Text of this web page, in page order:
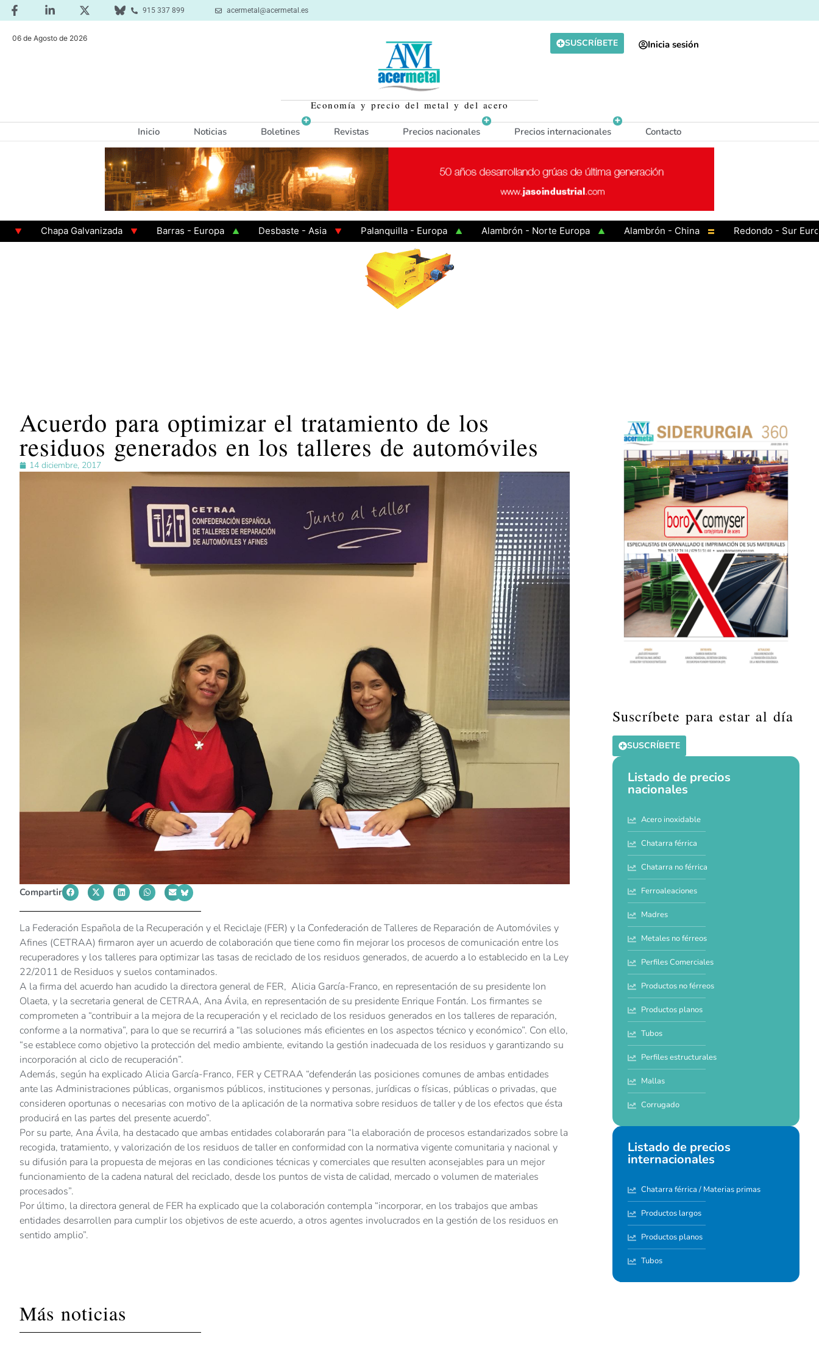
915 337 899 acermetal@acermetal.es
06 de Agosto de 2026
Economía y precio del metal y del acero
SUSCRÍBETE Inicia sesión
Inicio Noticias Boletines Revistas Precios nacionales Precios internacionales Contacto
Chapa Galvanizada Barras - Europa Desbaste - Asia Palanquilla - Europa Alambrón - Norte Europa Alambrón - China
Redondo - Sur Europa
Acuerdo para optimizar el tratamiento de los
residuos generados en los talleres de automóviles
14 diciembre, 2017
Compartir
La Federación Española de la Recuperación y el Reciclaje (FER) y la Confederación de Talleres de Reparación de Automóviles y
Afines (CETRAA) firmaron ayer un acuerdo de colaboración que tiene como fin mejorar los procesos de comunicación entre los
recuperadores y los talleres para optimizar las tasas de reciclado de los residuos generados, de acuerdo a lo establecido en la Ley
22/2011 de Residuos y suelos contaminados.
A la firma del acuerdo han acudido la directora general de FER, Alicia García-Franco, en representación de su presidente Ion
Olaeta, y la secretaria general de CETRAA, Ana Ávila, en representación de su presidente Enrique Fontán. Los firmantes se
comprometen a “contribuir a la mejora de la recuperación y el reciclado de los residuos generados en los talleres de reparación,
conforme a la normativa”, para lo que se recurrirá a “las soluciones más eficientes en los aspectos técnico y económico”. Con ello,
“se establece como objetivo la protección del medio ambiente, evitando la gestión inadecuada de los residuos y garantizando su
incorporación al ciclo de recuperación”.
Además, según ha explicado Alicia García-Franco, FER y CETRAA “defenderán las posiciones comunes de ambas entidades
ante las Administraciones públicas, organismos públicos, instituciones y personas, jurídicas o físicas, públicas o privadas, que
consideren oportunas o necesarias con motivo de la aplicación de la normativa sobre residuos de taller y de los efectos que ésta
producirá en las partes del presente acuerdo”.
Por su parte, Ana Ávila, ha destacado que ambas entidades colaborarán para “la elaboración de procesos estandarizados sobre la
recogida, tratamiento, y valorización de los residuos de taller en conformidad con la normativa vigente comunitaria y nacional y
su difusión para la propuesta de mejoras en las condiciones técnicas y comerciales que resulten aconsejables para un mejor
funcionamiento de la cadena natural del reciclado, desde los puntos de vista de calidad, mercado o volumen de materiales
procesados”.
Por último, la directora general de FER ha explicado que la colaboración contempla “incorporar, en los trabajos que ambas
entidades desarrollen para cumplir los objetivos de este acuerdo, a otros agentes involucrados en la gestión de los residuos en
sentido amplio”.
Más noticias
Suscríbete para estar al día
SUSCRÍBETE
Listado de precios
nacionales
Acero inoxidable
Chatarra férrica
Chatarra no férrica
Ferroaleaciones
Madres
Metales no férreos
Perfiles Comerciales
Productos no férreos
Productos planos
Tubos
Perfiles estructurales
Mallas
Corrugado
Listado de precios
internacionales
Chatarra férrica / Materias primas
Productos largos
Productos planos
Tubos